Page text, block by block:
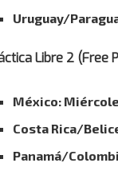
Uruguay/
Libre 2 (Free
México:
Costa Rica/
Panamá/